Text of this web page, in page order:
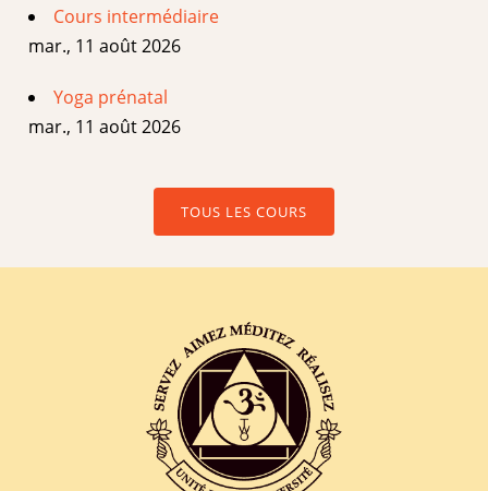
Cours intermédiaire
mar., 11 août 2026
Yoga prénatal
mar., 11 août 2026
TOUS LES COURS